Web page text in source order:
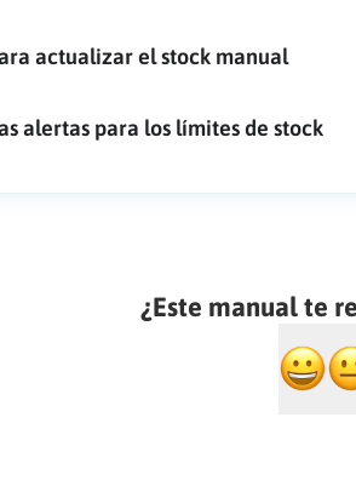
actualizar el stock manual
alertas para los límites de stock
¿Este manual te